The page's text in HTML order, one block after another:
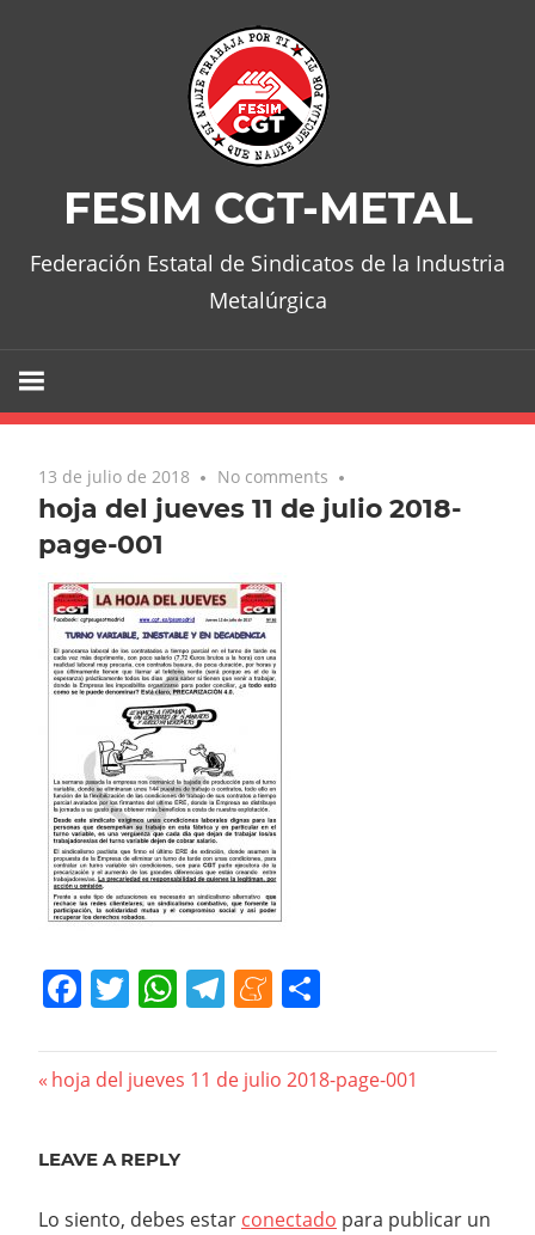
FESIM CGT-METAL
Federación Estatal de Sindicatos de la Industria
Metalúrgica
13 de julio de 2018 No comments
hoja del jueves 11 de julio 2018-
page-001
Facebook
Twitter
WhatsApp
Telegram
Meneame
Navegación
entradas
Previous
hoja del jueves 11 de julio 2018-page-001
LEAVE A REPLY
Lo siento, debes estar conectado para publicar un